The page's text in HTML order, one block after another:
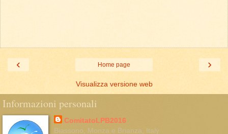
‹ ›
Home page
Visualizza versione web
Informazioni personali
ComitatoLPB2016
Biassono, Monza e Brianza, Italy